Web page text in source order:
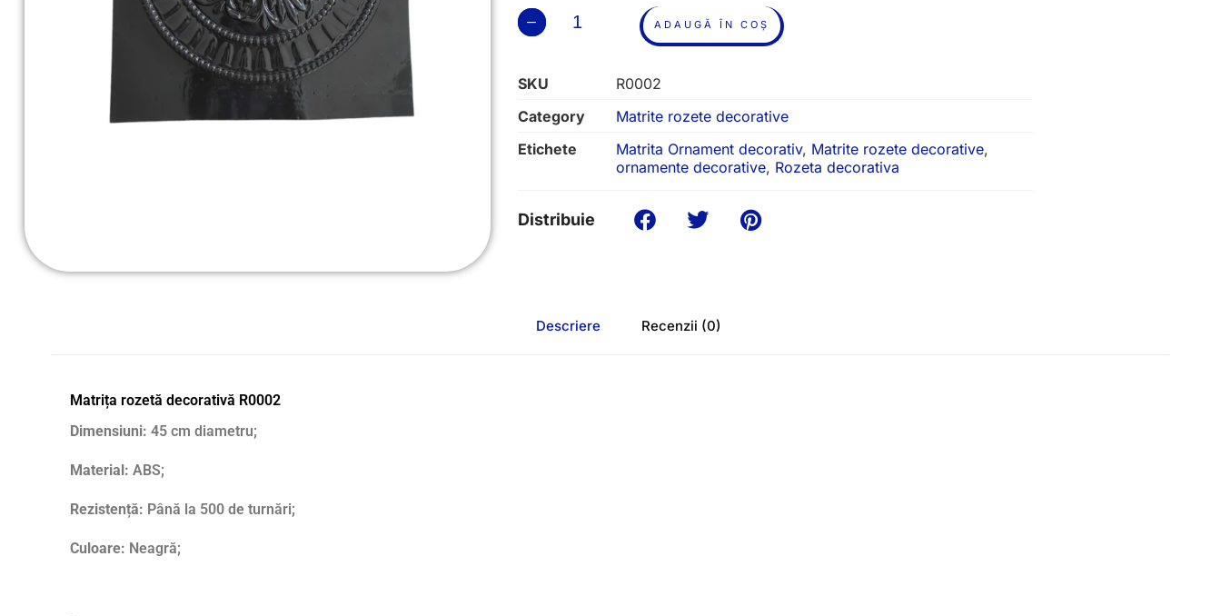
ADAUGĂ ÎN COȘ
SKU
R0002
Category
Matrite rozete decorative
Etichete
Matrita Ornament decorativ, Matrite rozete decorative,
ornamente decorative, Rozeta decorativa
Distribuie
Descriere Recenzii (0)
Matrița rozetă decorativă R0002
Dimensiuni: 45 cm diametru;
Material: ABS;
Rezistență: Până la 500 de turnări;
Culoare: Neagră;